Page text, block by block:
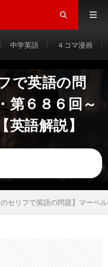
中学英語 ４コマ漫画
で英語の問
第６８６回～
語解説】
のセリフで英語の問題】マーベ